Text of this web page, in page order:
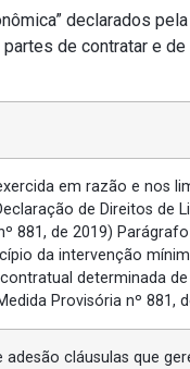
declarados
de contratar e
em razão e nos
de Direitos de
881, de 2019)
da intervenção
determinada
Provisória nº 881,
cláusulas que